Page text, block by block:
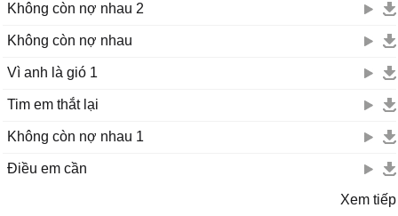
Không còn nợ nhau 2
Không còn nợ nhau
Vì anh là gió 1
Tim em thắt lại
Không còn nợ nhau 1
Điều em cần
Xem tiếp